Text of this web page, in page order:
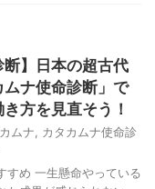
断】日本の超古代
ナ使命診断」で
方を見直そう！
ムナ
カタカムナ使命診
すめ 一生懸命やっている